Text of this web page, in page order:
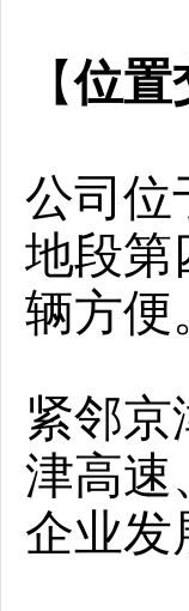
【位置
公司位
地段第
辆方便。
紧邻
津高速
企业发